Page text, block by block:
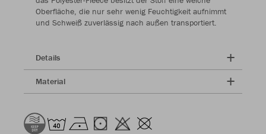
Oberfläche, die nur sehr wenig Feuchtigkeit aufnimmt
und Schweiß zuverlässig nach außen transportiert.
Details
Material